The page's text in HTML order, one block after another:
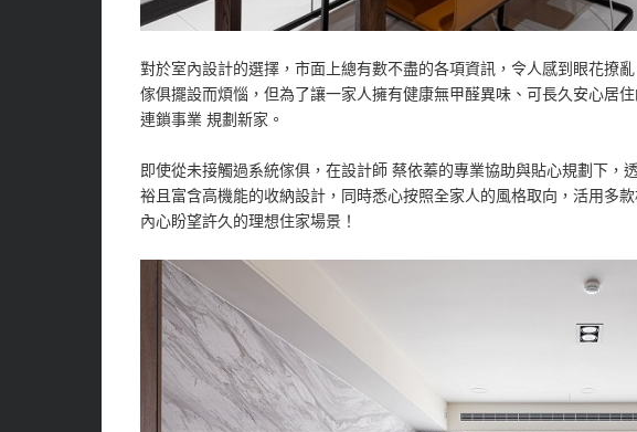
對於室內設計的選擇，市面上總有數不盡的各項資訊，令人感到眼花撩
傢俱擺設而煩惱，但為了讓一家人擁有健康無甲醛異味、可長久安心居
連鎖事業 規劃新家。
即使從未接觸過系統傢俱，在設計師 蔡依蓁的專業協助與貼心規劃下，
裕且富含高機能的收納設計，同時悉心按照全家人的風格取向，活用多
內心盼望許久的理想住家場景！